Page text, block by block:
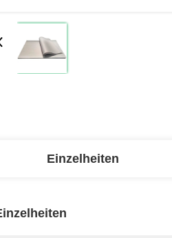
Einzelheiten